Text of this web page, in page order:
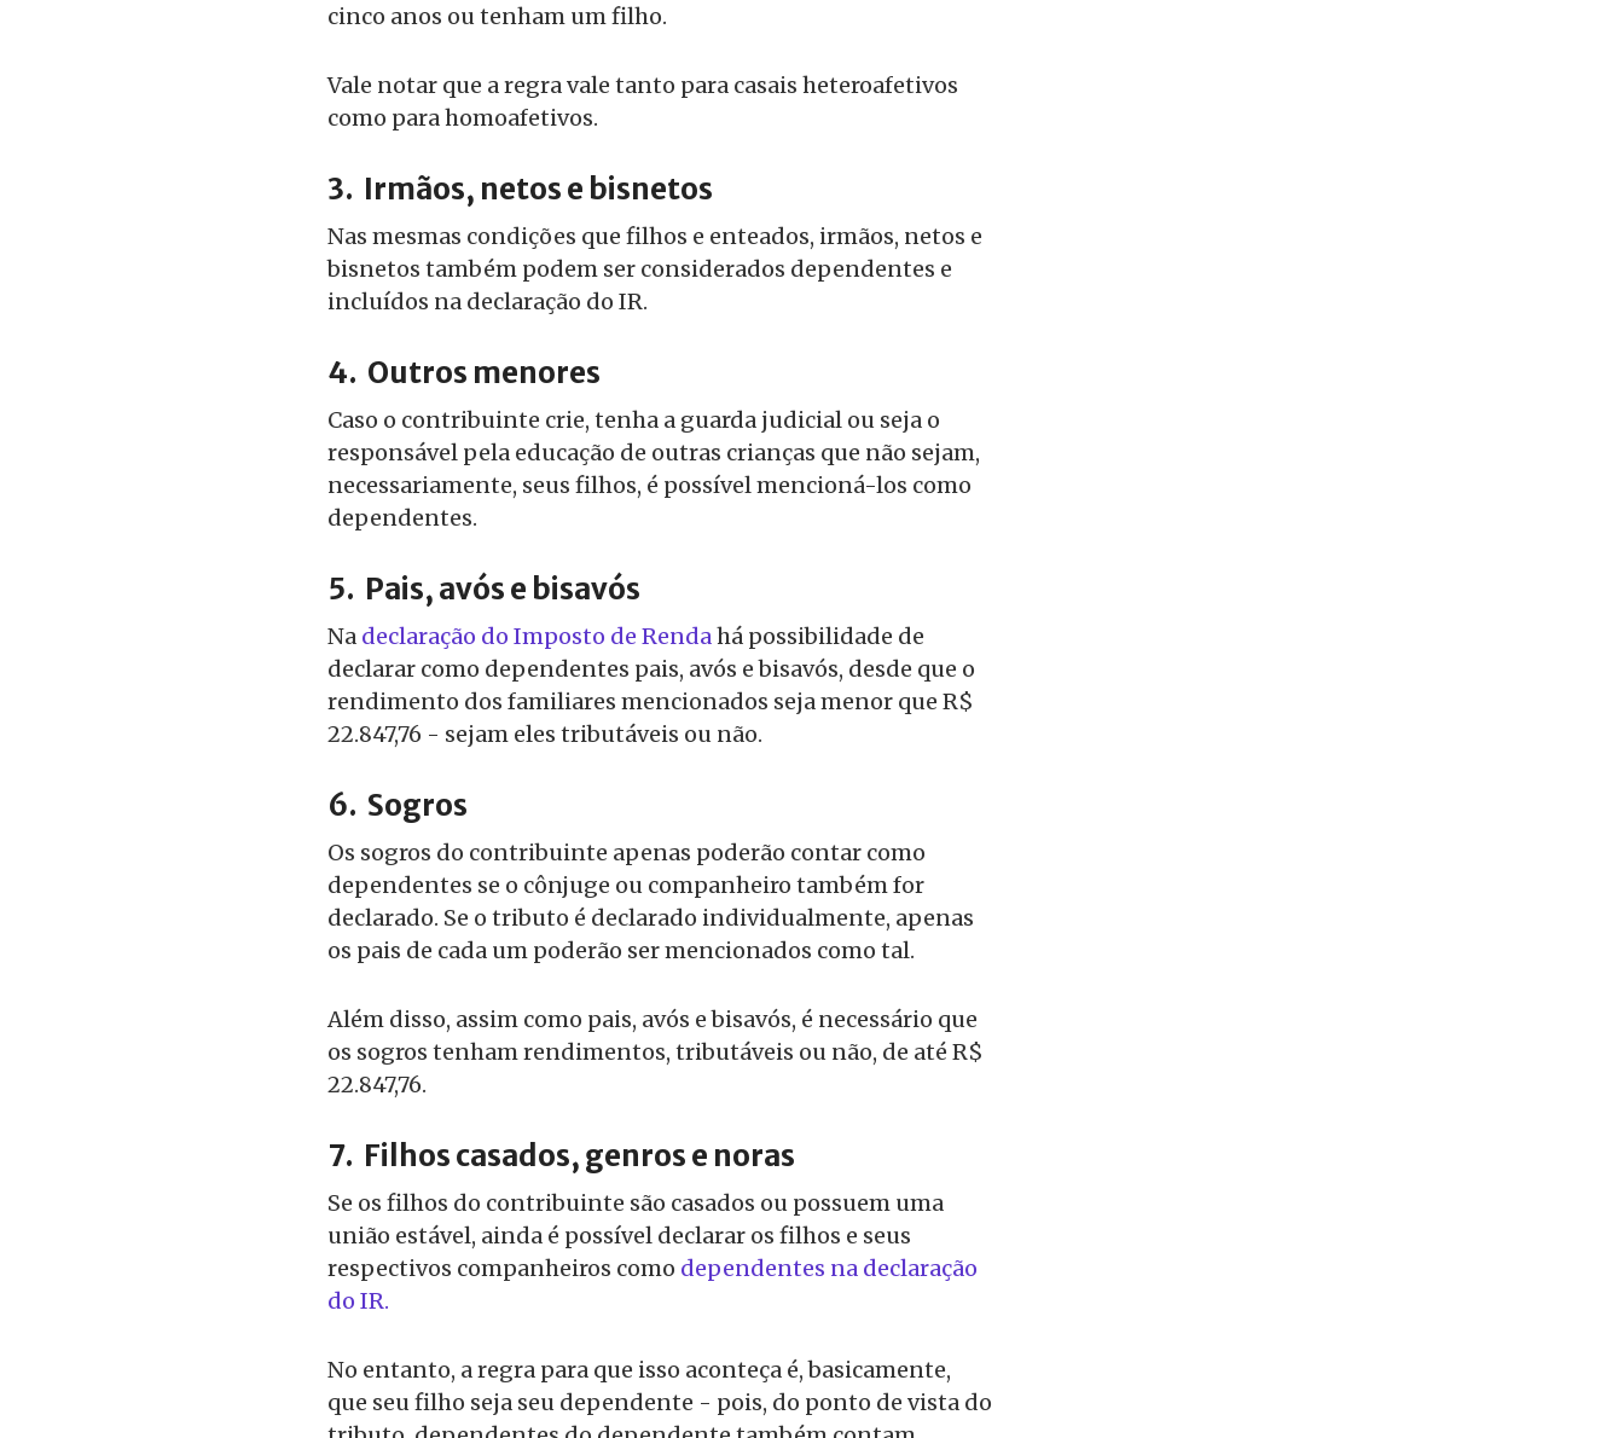
cinco anos ou tenham um filho.
Vale notar que a regra vale tanto para casais heteroafetivos
como para homoafetivos.
3. Irmãos, netos e bisnetos
Nas mesmas condições que filhos e enteados, irmãos, netos e
bisnetos também podem ser considerados dependentes e
incluídos na declaração do IR.
4. Outros menores
Caso o contribuinte crie, tenha a guarda judicial ou seja o
responsável pela educação de outras crianças que não sejam,
necessariamente, seus filhos, é possível mencioná-los como
dependentes.
5. Pais, avós e bisavós
Na declaração do Imposto de Rendahá possibilidade de
declarar como dependentes pais, avós e bisavós, desde que o
rendimento dos familiares mencionados seja menor que R$
22.847,76 - sejam eles tributáveis ou não.
6. Sogros
Os sogros do contribuinte apenas poderão contar como
dependentes se o cônjuge ou companheiro também for
declarado. Se o tributo é declarado individualmente, apenas
os pais de cada um poderão ser mencionados como tal.
Além disso, assim como pais, avós e bisavós, é necessário que
os sogros tenham rendimentos, tributáveis ou não, de até R$
22.847,76.
7. Filhos casados, genros e noras
Se os filhos do contribuinte são casados ou possuem uma
união estável, ainda é possível declarar os filhos e seus
respectivos companheiros como dependentes na declaração
do IR.
No entanto, a regra para que isso aconteça é, basicamente,
que seu filho seja seu dependente - pois, do ponto de vista do